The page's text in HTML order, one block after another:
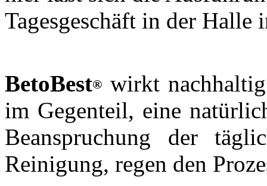
Tagesgeschäft in der Halle
BetoBest® wirkt
im Gegenteil, eine
Beanspruchung der
Reinigung, regen den